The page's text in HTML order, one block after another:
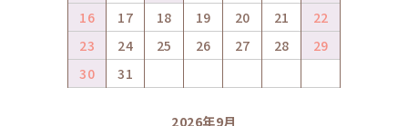
16
17 18 19 20 21
22
23
24 25 26 27 28
29
30
31
2026年9月